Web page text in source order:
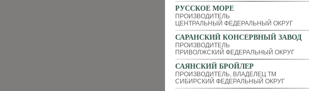
РУССКОЕ МОРЕ
ПРОИЗВОДИТЕЛЬ
ЦЕНТРАЛЬНЫЙ ФЕДЕРАЛЬНЫЙ ОКРУГ
САРАНСКИЙ КОНСЕРВНЫЙ ЗАВОД
ПРОИЗВОДИТЕЛЬ
ПРИВОЛЖСКИЙ ФЕДЕРАЛЬНЫЙ ОКРУГ
САЯНСКИЙ БРОЙЛЕР
ПРОИЗВОДИТЕЛЬ, ВЛАДЕЛЕЦ ТМ
СИБИРСКИЙ ФЕДЕРАЛЬНЫЙ ОКРУГ